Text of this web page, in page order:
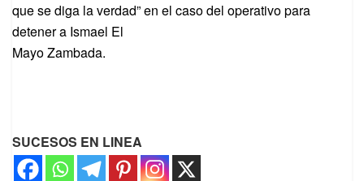
que se diga la verdad” en el caso del operativo para
detener a Ismael El
Mayo Zambada.
SUCESOS EN LINEA